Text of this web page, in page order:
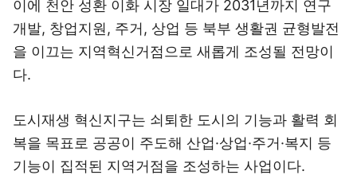
이에 천안 성환 이화 시장 일대가 2031년까지 연구
개발, 창업지원, 주거, 상업 등 북부 생활권 균형발전
을 이끄는 지역혁신거점으로 새롭게 조성될 전망이
다.
도시재생 혁신지구는 쇠퇴한 도시의 기능과 활력 회
복을 목표로 공공이 주도해 산업·상업·주거·복지 등
기능이 집적된 지역거점을 조성하는 사업이다.